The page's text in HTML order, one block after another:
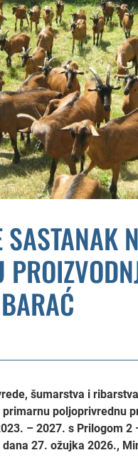
SASTANAK
šumarstva i
poljoprivrednu
– 2027. s Prilogom
27. ožujka 2026.,